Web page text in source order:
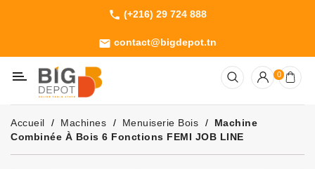
phone (+216) 29 724 888
email contact@bigdepot.tn
Machines
Outillage
Jardinage
Consommables
0
Accueil Machines Menuiserie Bois
Machine
Combinée À Bois 6 Fonctions FEMI JOB LINE